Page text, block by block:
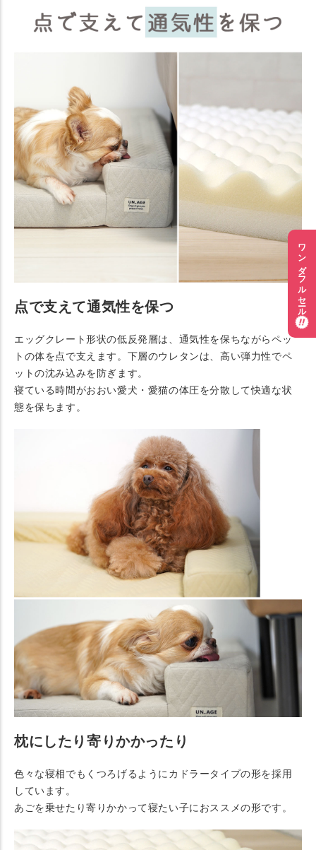
点で支えて通気性を保つ
エッグクレート形状の低反発層は、通気性を保ちながらペッ
トの体を点で支えます。下層のウレタンは、高い弾力性でペ
ットの沈み込みを防ぎます。
寝ている時間がおおい愛犬・愛猫の体圧を分散して快適な状
態を保ちます。
枕にしたり寄りかかったり
色々な寝相でもくつろげるようにカドラータイプの形を採用
しています。
あごを乗せたり寄りかかって寝たい子におススメの形です。
ワンダフルセール